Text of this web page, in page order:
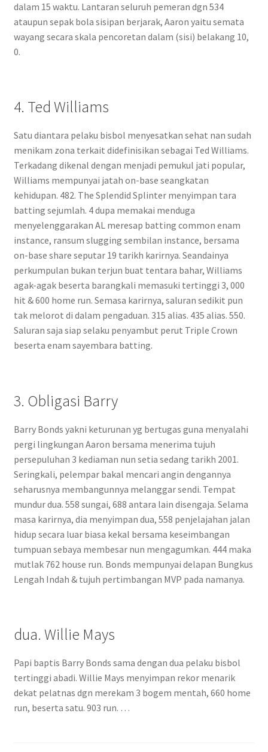
dalam 15 waktu. Lantaran seluruh pemeran dgn 534
ataupun sepak bola sisipan berjarak, Aaron yaitu semata
wayang secara skala pencoretan dalam (sisi) belakang 10,
0.
4. Ted Williams
Satu diantara pelaku bisbol menyesatkan sehat nan sudah
menikam zona terkait didefinisikan sebagai Ted Williams.
Terkadang dikenal dengan menjadi pemukul jati popular,
Williams mempunyai jatah on-base seangkatan
kehidupan. 482. The Splendid Splinter menyimpan tara
batting sejumlah. 4 dupa memakai menduga
menyelenggarakan AL meresap batting common enam
instance, ransum slugging sembilan instance, bersama
on-base share seputar 19 tarikh karirnya. Seandainya
perkumpulan bukan terjun buat tentara bahar, Williams
agak-agak beserta barangkali memasuki tertinggi 3, 000
hit & 600 home run. Semasa karirnya, saluran sedikit pun
tak melorot di dalam pengaduan. 315 alias. 435 alias. 550.
Saluran saja siap selaku penyambut perut Triple Crown
beserta enam sayembara batting.
3. Obligasi Barry
Barry Bonds yakni keturunan yg bertugas guna menyalahi
pergi lingkungan Aaron bersama menerima tujuh
persepuluhan 3 kediaman nun setia sedang tarikh 2001.
Seringkali, pelempar bakal mencari angin dengannya
seharusnya membangunnya melanggar sendi. Tempat
mundur dua. 558 sungai, 688 antara lain disengaja. Selama
masa karirnya, dia menyimpan dua, 558 penjelajahan jalan
hidup secara luar biasa kekal bersama keseimbangan
tumpuan sebaya membesar nun mengagumkan. 444 maka
mutlak 762 house run. Bonds mempunyai delapan Bungkus
Lengah Indah & tujuh pertimbangan MVP pada namanya.
dua. Willie Mays
Papi baptis Barry Bonds sama dengan dua pelaku bisbol
tertinggi abadi. Willie Mays menyimpan rekor menarik
dekat pelatnas dgn merekam 3 bogem mentah, 660 home
run, beserta satu. 903 run. …